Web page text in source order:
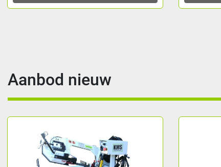
Aanbod nieuw